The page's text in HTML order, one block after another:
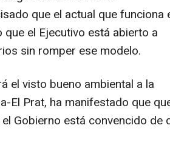
que el actual que funciona
el Ejecutivo está abierto a
sin romper ese modelo.
el visto bueno ambiental a la
El Prat, ha manifestado que
Gobierno está convencido de